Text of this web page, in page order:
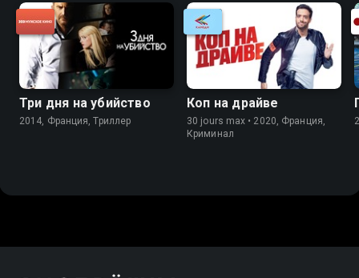
Три дня на убийство
2014, Франция, Триллер
Коп на драйве
30 jours max • 2020, Франция,
Криминал